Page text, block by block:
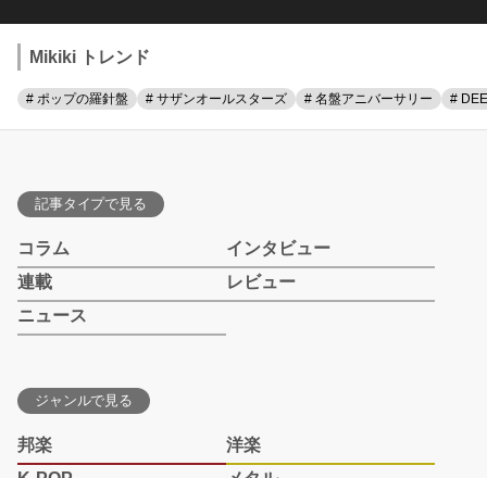
Mikiki トレンド
# ポップの羅針盤 # サザンオールスターズ # 名盤アニバーサリー #
記事タイプで見る
コラム
インタビュー
連載
レビュー
ニュース
ジャンルで見る
邦楽
洋楽